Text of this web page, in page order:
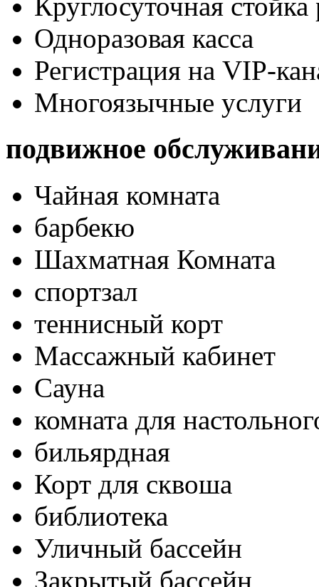
Круглосуточная стойка
Одноразовая касса
Регистрация на VIP-
Многоязычные услуги
подвижное
Чайная комната
барбекю
Шахматная Комната
спортзал
теннисный корт
Массажный кабинет
Сауна
комната для
бильярдная
Корт для сквоша
библиотека
Уличный бассейн
Закрытый бассейн